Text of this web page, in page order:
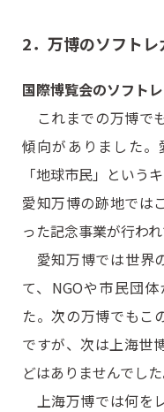
2．万博のソフトレ
国際博覧会のソフト
これまでの万博で
傾向がありました
「地球市民」という
愛知万博の跡地では
った記念事業が行われ
愛知万博では世界
て、NGOや市民団
た。次の万博でもこ
ですが、次は上海世
どはありませんでした
上海万博では何を